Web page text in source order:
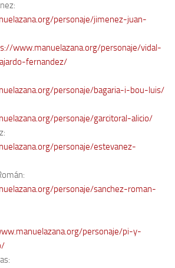
personaje/jimenez-juan-
www.manuelazana.org/personaje/vidal-
fernandez/
personaje/bagaria-i-bou-luis/
personaje/garcitoral-alicio/
personaje/estevanez-
personaje/sanchez-roman-
personaje/pi-y-